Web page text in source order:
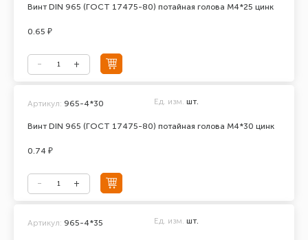
Винт DIN 965 (ГОСТ 17475-80) потайная голова М4*25 цинк
0.65 ₽
Винт DIN 965 (ГОСТ 17475-80) потайная голова М4*30 цинк
Артикул: 965-4*30 Ед. изм. шт.
0.74 ₽
Артикул: 965-4*35 Ед. изм. шт.